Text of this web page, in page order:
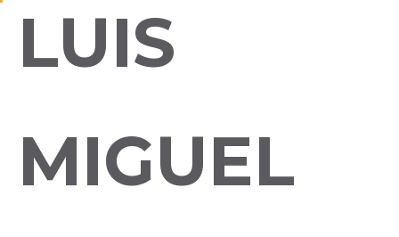
LUIS
MIGUEL